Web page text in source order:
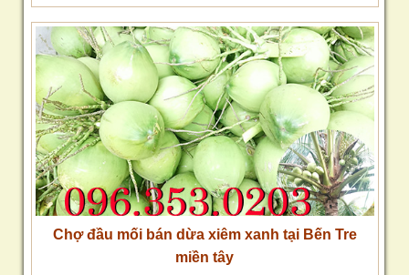
Chợ đầu mối bán dừa xiêm xanh tại Bến Tre
miền tây